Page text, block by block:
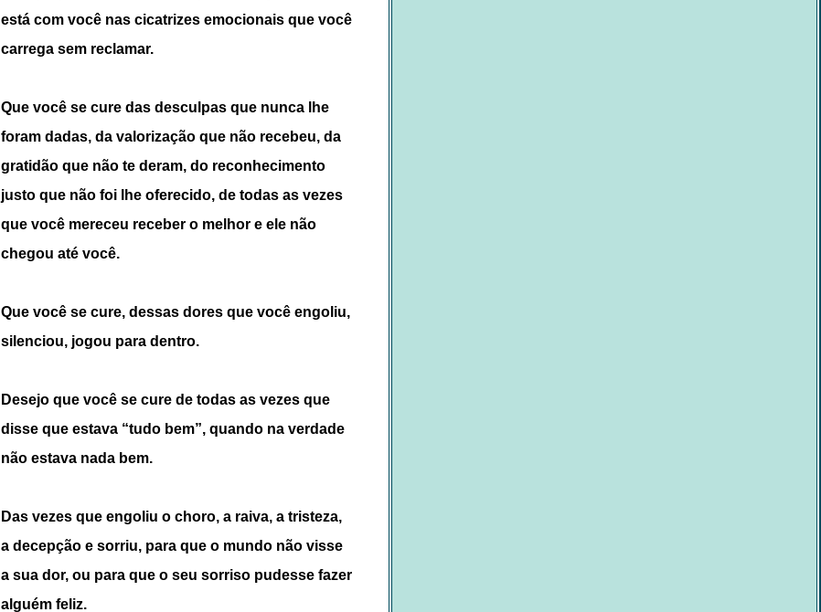
está com você nas cicatrizes emocionais que você
carrega sem reclamar.
Que você se cure das desculpas que nunca lhe
foram dadas, da valorização que não recebeu, da
gratidão que não te deram, do reconhecimento
justo que não foi lhe oferecido, de todas as vezes
que você mereceu receber o melhor e ele não
chegou até você.
Que você se cure, dessas dores que você engoliu,
silenciou, jogou para dentro.
Desejo que você se cure de todas as vezes que
disse que estava “tudo bem”, quando na verdade
não estava nada bem.
Das vezes que engoliu o choro, a raiva, a tristeza,
a decepção e sorriu, para que o mundo não visse
a sua dor, ou para que o seu sorriso pudesse fazer
alguém feliz.